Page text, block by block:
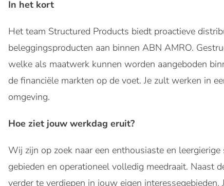
In het kort
Het team Structured Products biedt proactieve
beleggingsproducten aan binnen ABN AMRO.
welke als maatwerk kunnen worden aangeboden
de financiële markten op de voet. Je zult werken in
omgeving.
Hoe ziet jouw werkdag eruit?
Wij zijn op zoek naar een enthousiaste en
gebieden en operationeel volledig meedraait. Naast
verder te verdiepen in jouw eigen